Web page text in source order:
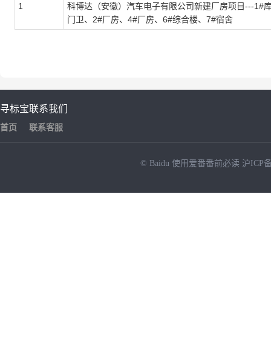
1
科博达（安徽）汽车电子有限公司新建厂房项目---1#
门卫、2#厂房、4#厂房、6#综合楼、7#宿舍
寻标宝
首页
联系我们
联系客服
© Baidu 使用爱番番前必读 沪ICP